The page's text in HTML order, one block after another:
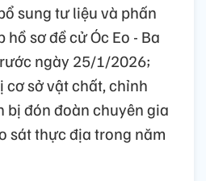
sung tư liệu và phấn
sơ đề cử Óc Eo - Ba
ngày 25/1/2026;
sở vật chất, chỉnh
bị đón đoàn chuyên gia
sát thực địa trong năm